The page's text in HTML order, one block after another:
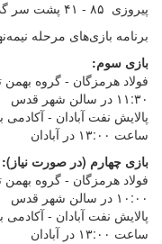
پیروزی ۸۵ - ۴۱ پشت سر گذاشته بود.
برنامه بازی‌های مرحله
بازی سوم:
۱۱:۳۰ در سالن شهر قدس
ساعت ۱۳:۰۰ در آبادان
بازی چهارم (در صورت نیاز):
۱۰:۰۰ در سالن شهر قدس
ساعت ۱۳:۰۰ در آبادان